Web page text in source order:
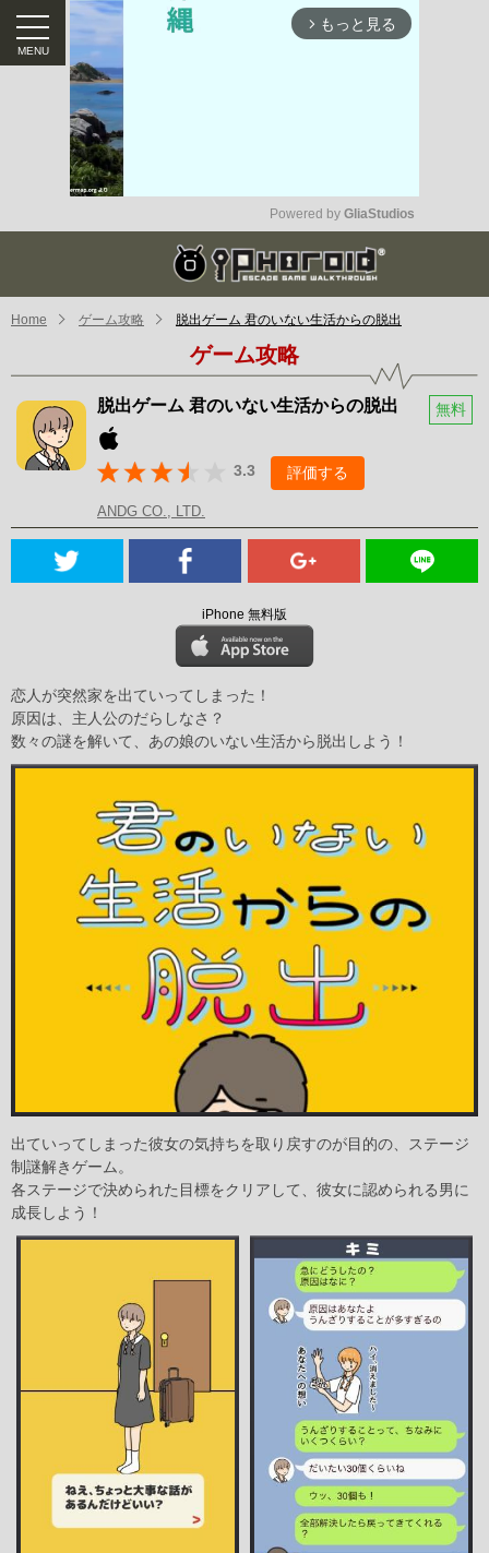
arrow_forward_ios もっと見る
Mute
Powered by GliaStudios
Home ゲーム攻略 脱出ゲーム 君のいない生活からの脱出
ゲーム攻略
脱出ゲーム 君のいない生活からの脱出 無料
3.3 評価する
ANDG CO., LTD.
iPhone 無料版
恋人が突然家を出ていってしまった！
原因は、主人公のだらしなさ？
数々の謎を解いて、あの娘のいない生活から脱出しよう！
出ていってしまった彼女の気持ちを取り戻すのが目的の、ステージ
制謎解きゲーム。
各ステージで決められた目標をクリアして、彼女に認められる男に
成長しよう！